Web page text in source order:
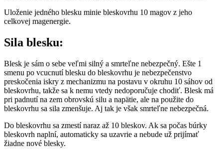
Uloženie jedného blesku minie bleskovrhu 10 magov z jeho
celkovej magenergie.
Sila blesku:
Blesk je sám o sebe veľmi silný a smrteľne nebezpečný. Ešte 1
smenu po vcucnutí blesku do bleskovrhu je nebezpečenstvo
preskočenia iskry z mechanizmu na postavu v okruhu 10 sáhov od
bleskovrhu, takže sa k nemu vtedy nedoporučuje chodiť. Blesk má
pri padnutí na zem obrovskú silu a napätie, ale na použite do
bleskovrhu sa sila zmenšuje. Aj tak je však smrteľne nebezpečná.
Do bleskovrhu sa zmestí naraz až 10 bleskov. Ak sa počas búrky
bleskovrh naplní, automaticky sa uzavrie a nebude už prijímať
žiadne nové blesky.